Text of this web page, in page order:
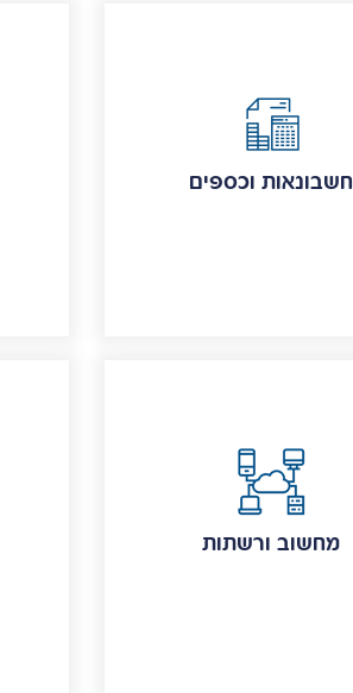
חשבונאות וכספים
מחשוב ורשתות